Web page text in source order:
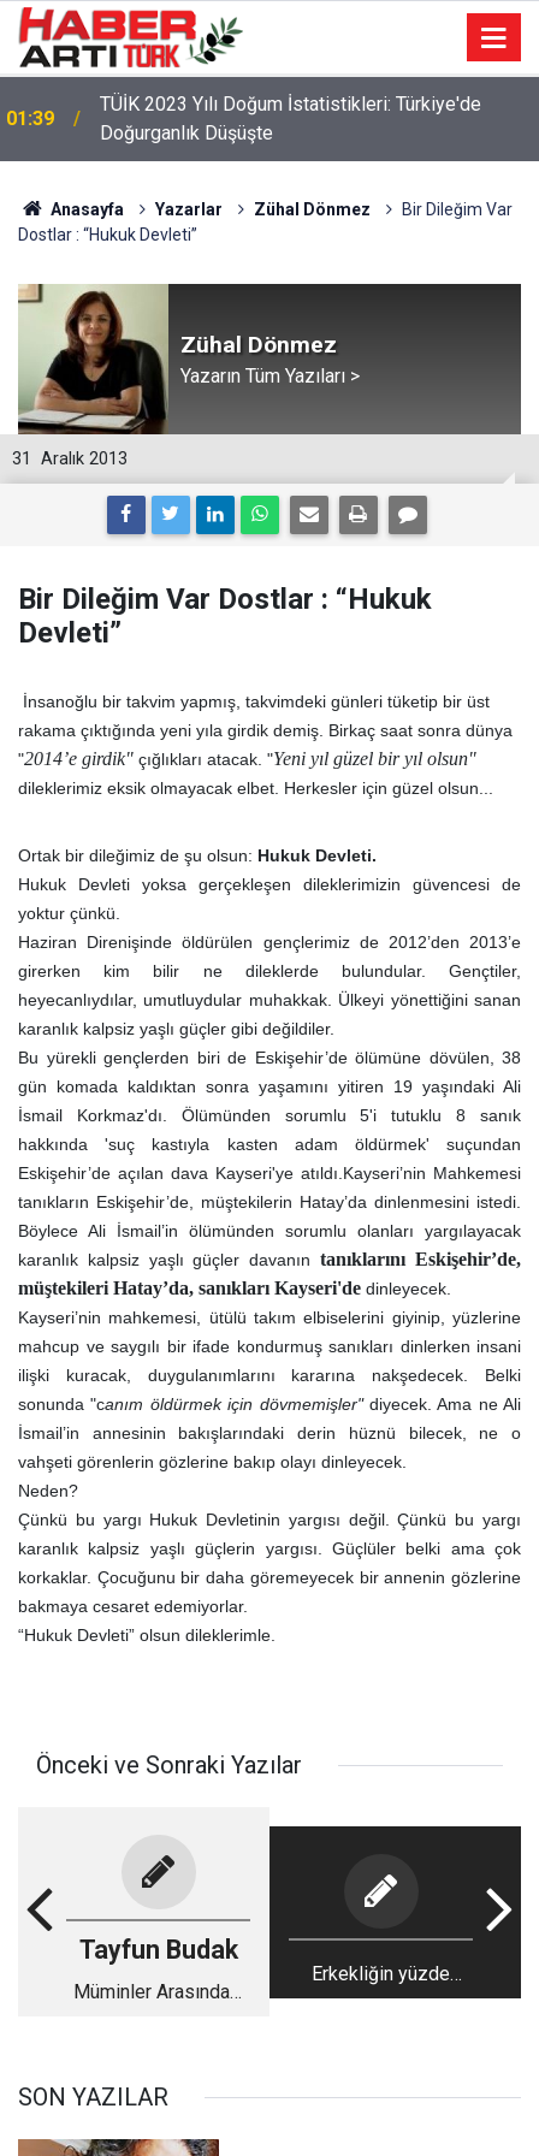
TÜİK 2023 Yılı Doğum İstatistikleri: Türkiye'de
Doğurganlık Düşüşte
22:47 16 Maddelik Maden Kanunu Teklif Kabul Edildi
Anasayfa Yazarlar Zühal Dönmez
Bir Dileğim Var
Dostlar : “Hukuk Devleti”
Zühal Dönmez
Yazarın Tüm Yazıları >
31 Aralık 2013
Bir Dileğim Var Dostlar : “Hukuk
Devleti”
İnsanoğlu bir takvim yapmış, takvimdeki günleri tüketip bir üst
rakama çıktığında yeni yıla girdik demiş. Birkaç saat sonra dünya
"2014’e girdik" çığlıkları atacak. "Yeni yıl güzel bir yıl olsun"
dileklerimiz eksik olmayacak elbet. Herkesler için güzel olsun...
Ortak bir dileğimiz de şu olsun: Hukuk Devleti.
Hukuk Devleti yoksa gerçekleşen dileklerimizin güvencesi de
yoktur çünkü.
Haziran Direnişinde öldürülen gençlerimiz de 2012’den 2013’e
girerken kim bilir ne dileklerde bulundular. Gençtiler,
heyecanlıydılar, umutluydular muhakkak. Ülkeyi yönettiğini sanan
karanlık kalpsiz yaşlı güçler gibi değildiler.
Bu yürekli gençlerden biri de Eskişehir’de ölümüne dövülen, 38
gün komada kaldıktan sonra yaşamını yitiren 19 yaşındaki Ali
İsmail Korkmaz'dı. Ölümünden sorumlu 5'i tutuklu 8 sanık
hakkında 'suç kastıyla kasten adam öldürmek' suçundan
Eskişehir’de açılan dava Kayseri'ye atıldı.Kayseri’nin Mahkemesi
tanıkların Eskişehir’de, müştekilerin Hatay’da dinlenmesini istedi.
Böylece Ali İsmail’in ölümünden sorumlu olanları yargılayacak
karanlık kalpsiz yaşlı güçler davanıntanıklarını Eskişehir’de,
müştekileri Hatay’da, sanıkları Kayseri'de dinleyecek.
Kayseri’nin mahkemesi, ütülü takım elbiselerini giyinip, yüzlerine
mahcup ve saygılı bir ifade kondurmuş sanıkları dinlerken insani
ilişki kuracak, duygulanımlarını kararına nakşedecek. Belki
sonunda "canım öldürmek için dövmemişler" diyecek. Ama ne Ali
İsmail’in annesinin bakışlarındaki derin hüznü bilecek, ne o
vahşeti görenlerin gözlerine bakıp olayı dinleyecek.
Neden?
Çünkü bu yargı Hukuk Devletinin yargısı değil. Çünkü bu yargı
karanlık kalpsiz yaşlı güçlerin yargısı. Güçlüler belki ama çok
korkaklar. Çocuğunu bir daha göremeyecek bir annenin gözlerine
bakmaya cesaret edemiyorlar.
“Hukuk Devleti” olsun dileklerimle.
Önceki ve Sonraki Yazılar
Tayfun Budak
Müminler Arasındaki
Erkekliğin yüzde
doksanı kaçmaktır
SON YAZILAR